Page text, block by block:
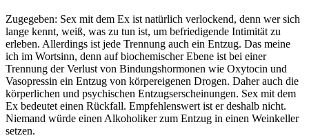
Zugegeben: Sex mit dem Ex ist natürlich verlockend, denn wer sich
lange kennt, weiß, was zu tun ist, um befriedigende Intimität zu
erleben. Allerdings ist jede Trennung auch ein Entzug. Das meine
ich im Wortsinn, denn auf biochemischer Ebene ist bei einer
Trennung der Verlust von Bindungshormonen wie Oxytocin und
Vasopressin ein Entzug von körpereigenen Drogen. Daher auch die
körperlichen und psychischen Entzugserscheinungen. Sex mit dem
Ex bedeutet einen Rückfall. Empfehlenswert ist er deshalb nicht.
Niemand würde einen Alkoholiker zum Entzug in einen Weinkeller
setzen.